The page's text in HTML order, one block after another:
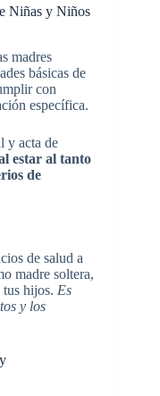
Niñas y Niños
madres
básicas de
con
específica.
y acta de
estar al tanto
de
de salud a
madre soltera,
hijos. Es
y los